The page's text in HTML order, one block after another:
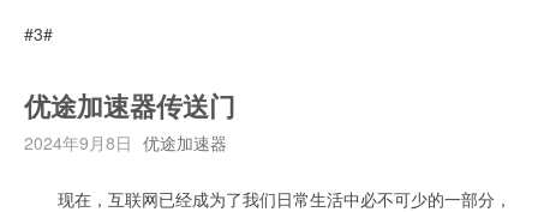
#3#
优途加速器传送门
2024年9月8日 优途加速器
现在，互联网已经成为了我们日常生活中必不可少的一部分，